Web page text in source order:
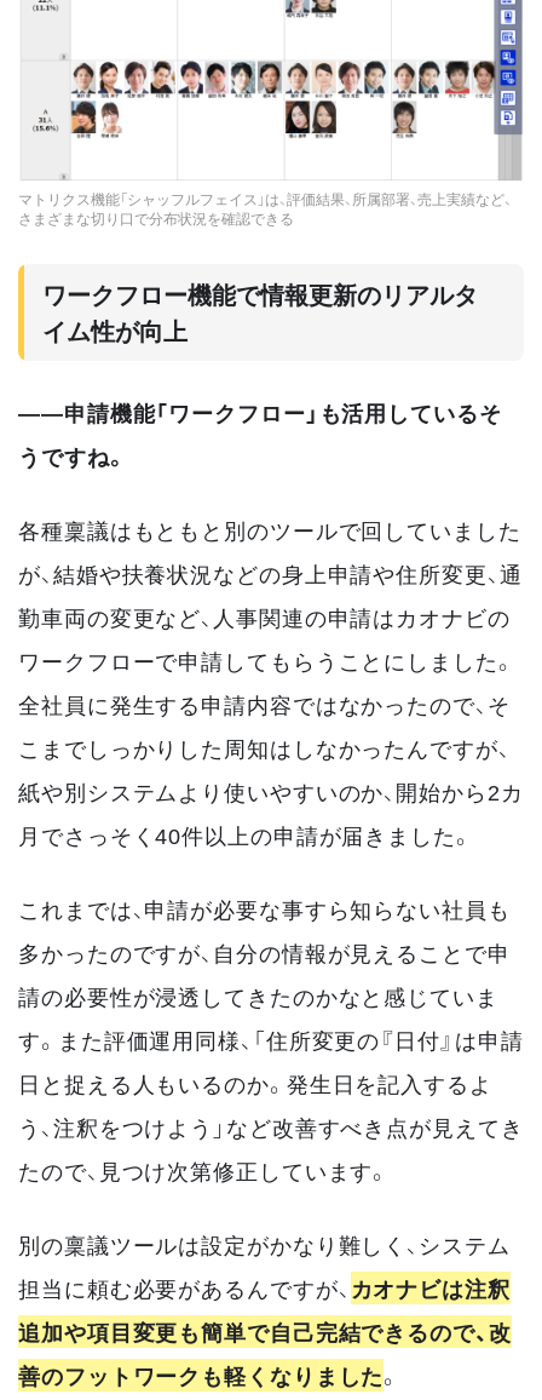
マトリクス機能「シャッフルフェイス」は、評価結果、所属部署、売上実績など、
さまざまな切り口で分布状況を確認できる
ワークフロー機能で情報更新のリアルタ
イム性が向上
――申請機能「ワークフロー」も活用しているそ
うですね。
各種稟議はもともと別のツールで回していました
が、結婚や扶養状況などの身上申請や住所変更、通
勤車両の変更など、人事関連の申請はカオナビの
ワークフローで申請してもらうことにしました。
全社員に発生する申請内容ではなかったので、そ
こまでしっかりした周知はしなかったんですが、
紙や別システムより使いやすいのか、開始から2カ
月でさっそく40件以上の申請が届きました。
これまでは、申請が必要な事すら知らない社員も
多かったのですが、自分の情報が見えることで申
請の必要性が浸透してきたのかなと感じていま
す。また評価運用同様、「住所変更の『日付』は申請
日と捉える人もいるのか。発生日を記入するよ
う、注釈をつけよう」など改善すべき点が見えてき
たので、見つけ次第修正しています。
別の稟議ツールは設定がかなり難しく、システム
担当に頼む必要があるんですが、 カオナビは注釈
追加や項目変更も簡単で自己完結できるので、改
善のフットワークも軽くなりました。